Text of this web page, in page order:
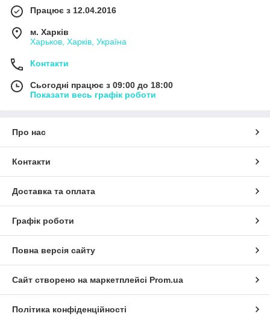
Працює з 12.04.2016
м. Харків
Харьков, Харків, Україна
Контакти
Сьогодні працює з 09:00 до 18:00
Показати весь графік роботи
Про нас
Контакти
Доставка та оплата
Графік роботи
Повна версія сайту
Сайт створено на маркетплейсі Prom.ua
Політика конфіденційності